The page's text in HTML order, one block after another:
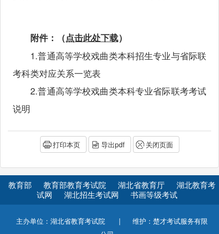
附件：（点击此处下载）
1.普通高等学校戏曲类本科招生专业与省际联
考科类对应关系一览表
2.普通高等学校戏曲类本科专业省际联考考试
说明
打印本页 导出pdf 关闭页面
教育部 教育部教育考试院 湖北省教育厅
湖北教育考
试网
湖北招生考试网 书画等级考试
主办单位：湖北省教育考试院 |
维护：楚才考试服务有限